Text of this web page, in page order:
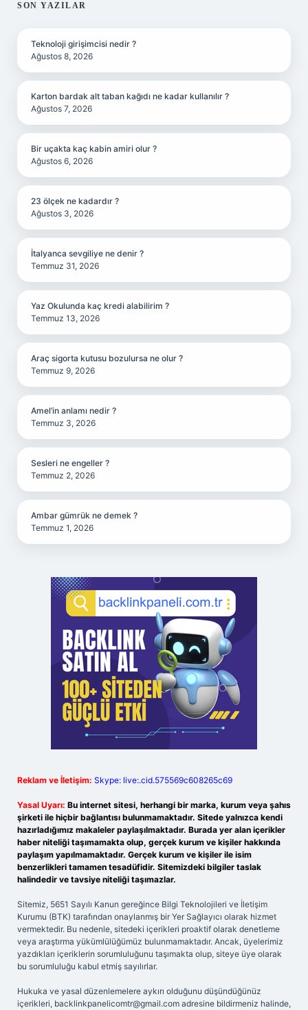
SIDEBAR
SON YAZILAR
Teknoloji girişimcisi nedir ?
Ağustos 8, 2026
Karton bardak alt taban kağıdı ne kadar kullanılır ?
Ağustos 7, 2026
Bir uçakta kaç kabin amiri olur ?
Ağustos 6, 2026
23 ölçek ne kadardır ?
Ağustos 3, 2026
İtalyanca sevgiliye ne denir ?
Temmuz 31, 2026
Yaz Okulunda kaç kredi alabilirim ?
Temmuz 13, 2026
Araç sigorta kutusu bozulursa ne olur ?
Temmuz 9, 2026
Amel’in anlamı nedir ?
Temmuz 3, 2026
Sesleri ne engeller ?
Temmuz 2, 2026
Ambar gümrük ne demek ?
Temmuz 1, 2026
Reklam ve İletişim: Skype: live:.cid.575569c608265c69
Yasal Uyarı: Bu internet sitesi, herhangi bir marka, kurum veya şahıs
şirketi ile hiçbir bağlantısı bulunmamaktadır. Sitede yalnızca kendi
hazırladığımız makaleler paylaşılmaktadır. Burada yer alan içerikler
haber niteliği taşımamakta olup, gerçek kurum ve kişiler hakkında
paylaşım yapılmamaktadır. Gerçek kurum ve kişiler ile isim
benzerlikleri tamamen tesadüfidir. Sitemizdeki bilgiler taslak
halindedir ve tavsiye niteliği taşımazlar.
Sitemiz, 5651 Sayılı Kanun gereğince Bilgi Teknolojileri ve İletişim
Kurumu (BTK) tarafından onaylanmış bir Yer Sağlayıcı olarak hizmet
vermektedir. Bu nedenle, sitedeki içerikleri proaktif olarak denetleme
veya araştırma yükümlülüğümüz bulunmamaktadır. Ancak, üyelerimiz
yazdıkları içeriklerin sorumluluğunu taşımakta olup, siteye üye olarak
bu sorumluluğu kabul etmiş sayılırlar.
Hukuka ve yasal düzenlemelere aykırı olduğunu düşündüğünüz
içerikleri, backlinkpanelicomtr@gmail.com adresine bildirmeniz halinde,